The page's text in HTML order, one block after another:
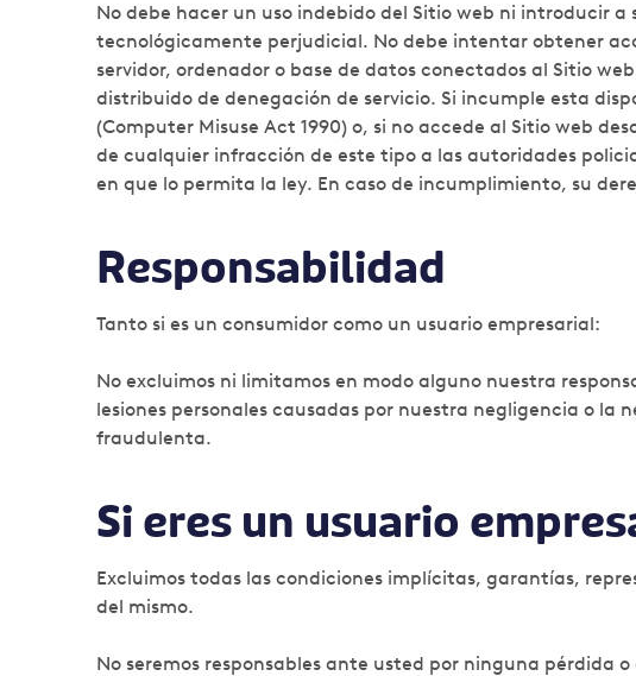
No debe hacer un uso indebido del Sitio web ni introducir
tecnológicamente perjudicial. No debe intentar obtener
servidor, ordenador o base de datos conectados al Sitio
distribuido de denegación de servicio. Si incumple esta
(Computer Misuse Act 1990) o, si no accede al Sitio web
de cualquier infracción de este tipo a las autoridades
en que lo permita la ley. En caso de incumplimiento, su
Responsabilidad
Tanto si es un consumidor como un usuario empresarial:
No excluimos ni limitamos en modo alguno nuestra
lesiones personales causadas por nuestra negligencia o
fraudulenta.
Si eres un usuario
Excluimos todas las condiciones implícitas, garantías,
del mismo.
No seremos responsables ante usted por ninguna